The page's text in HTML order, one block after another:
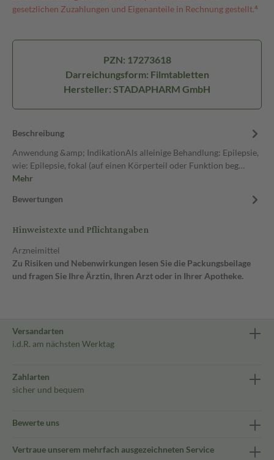
gesetzlichen Zuzahlungen und Eigenanteile in Rechnung gestellt.⁴
PZN: 17273618
Darreichungsform: Filmtabletten
Hersteller: STADAPHARM GmbH
Beschreibung
Anwendung &amp; IndikationAls alleinige Behandlung: Epilepsie,
wie: Epilepsie, fokal (auf einen Körperteil oder Funktion beg…
Mehr
Bewertungen
Hinweistexte und Pflichtangaben
Arzneimittel
Zu Risiken und Nebenwirkungen lesen Sie die Packungsbeilage
und fragen Sie Ihre Ärztin, Ihren Arzt oder in Ihrer Apotheke.
Versandarten
i.d.R. am nächsten Werktag
Zahlarten
sicher und bequem
Bewerte uns
Vertraue unserem mehrfach ausgezeichneten Service